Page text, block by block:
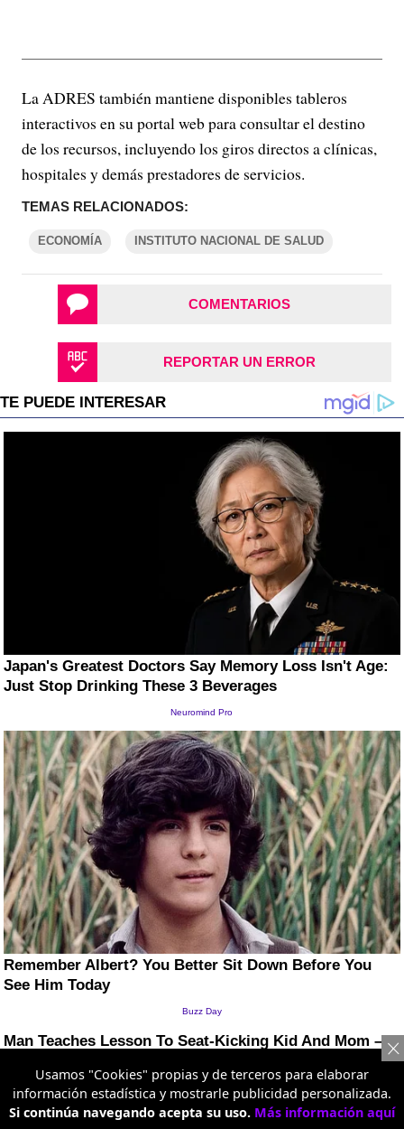
La ADRES también mantiene disponibles tableros
interactivos en su portal web para consultar el destino
de los recursos, incluyendo los giros directos a clínicas,
hospitales y demás prestadores de servicios.
TEMAS RELACIONADOS:
ECONOMÍA INSTITUTO NACIONAL DE SALUD
COMENTARIOS
REPORTAR UN ERROR
Usamos "Cookies" propias y de terceros para elaborar
información estadística y mostrarle publicidad personalizada.
Si continúa navegando acepta su uso. Más información aquí